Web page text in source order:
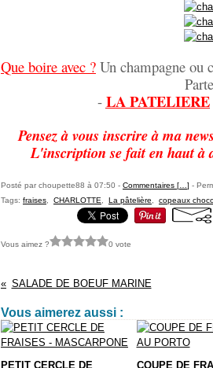
Que boire avec ? Un champagne ou
- LA PATELIERE
Pensez à vous inscrire à ma
L'inscription se fait en haut à
Posté par choupette88 à 07:50 - Commentaires [ ] -
Tags: fraises CHARLOTTE La pâtelière copeaux
Vous aimez ? 0 vote
SALADE DE BOEUF MARINE
Vous aimerez aussi :
PETIT CERCLE DE
COUPE DE